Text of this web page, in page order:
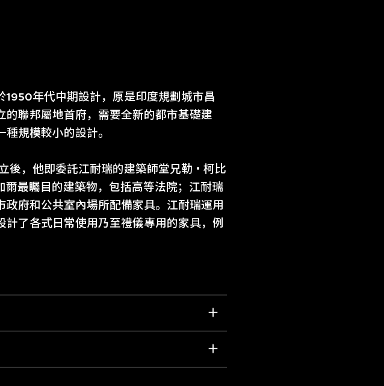
年代中期設計，原是印度規劃城市昌
聯邦屬地首府，需要全新的都市基礎建
規模較小的設計。
後，他即委託江耐瑞的建築師堂兄勒‧柯比
最矚目的建築物，包括高等法院；江耐瑞
府和公共室內場所配備家具。江耐瑞運用
了各式日常使用乃至禮儀專用的家具，例